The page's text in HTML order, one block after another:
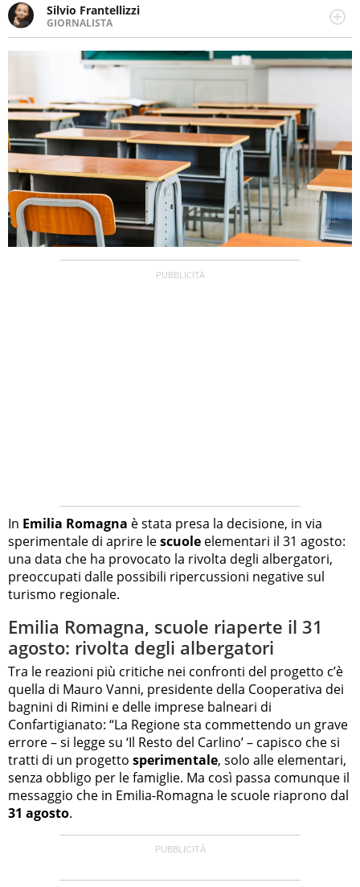
Silvio Frantellizzi
GIORNALISTA
Giornalista pubblicista. Da oltre dieci anni si occupa di
informazione sul web, scrivendo di sport, attualità,
cronaca, motori, spettacolo e videogame.
In Emilia Romagna è stata presa la decisione, in via
sperimentale di aprire lescuole elementari il 31 agosto:
una data che ha provocato la rivolta degli albergatori,
preoccupati dalle possibili ripercussioni negative sul
turismo regionale.
Emilia Romagna, scuole riaperte il 31
agosto: rivolta degli albergatori
Tra le reazioni più critiche nei confronti del progetto c’è
quella di Mauro Vanni, presidente della Cooperativa dei
bagnini di Rimini e delle imprese balneari di
Confartigianato: “La Regione sta commettendo un grave
errore – si legge su ‘Il Resto del Carlino’ – capisco che si
tratti di un progetto sperimentale, solo alle elementari,
senza obbligo per le famiglie. Ma così passa comunque il
messaggio che in Emilia-Romagna le scuole riaprono dal
31 agosto.